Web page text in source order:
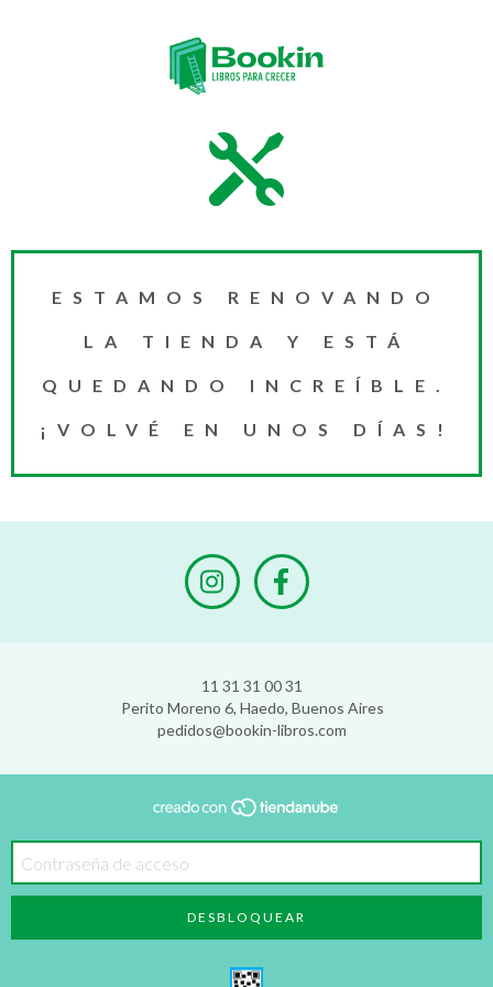
ESTAMOS RENOVANDO
LA TIENDA Y ESTÁ
QUEDANDO INCREÍBLE.
¡VOLVÉ EN UNOS DÍAS!
11 31 31 00 31
Perito Moreno 6, Haedo, Buenos Aires
pedidos@bookin-libros.com